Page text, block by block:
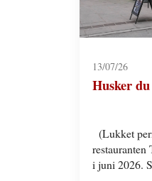
13/07/26
Husker
(Lukket
i juni 2026.